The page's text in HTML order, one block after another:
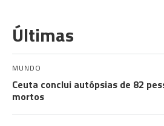
Últimas
MUNDO
Ceuta conclui autópsias de 82
mortos